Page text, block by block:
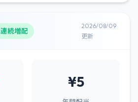
続増配
2026/08/09
更新
¥5